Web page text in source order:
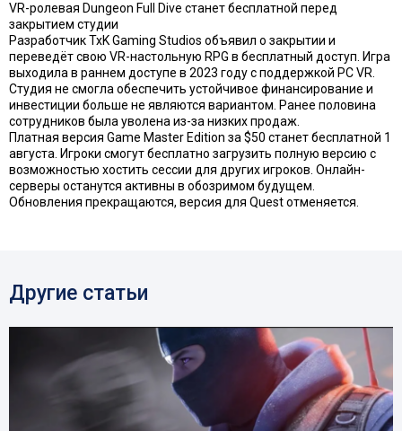
VR-ролевая Dungeon Full Dive станет бесплатной перед
закрытием студии
Разработчик TxK Gaming Studios объявил о закрытии и
переведёт свою VR-настольную RPG в бесплатный доступ. Игра
выходила в раннем доступе в 2023 году с поддержкой PC VR.
Студия не смогла обеспечить устойчивое финансирование и
инвестиции больше не являются вариантом. Ранее половина
сотрудников была уволена из-за низких продаж.
Платная версия Game Master Edition за $50 станет бесплатной 1
августа. Игроки смогут бесплатно загрузить полную версию с
возможностью хостить сессии для других игроков. Онлайн-
серверы останутся активны в обозримом будущем.
Обновления прекращаются, версия для Quest отменяется.
Другие статьи